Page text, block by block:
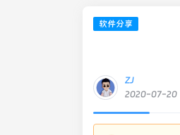
软件分享
ZJ
2020-07-20